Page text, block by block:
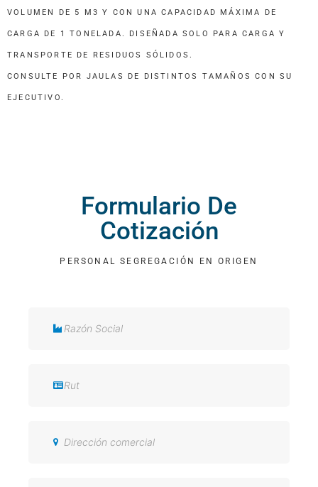
VOLUMEN DE 5 M3 Y CON UNA CAPACIDAD MÁXIMA DE
CARGA DE 1 TONELADA. DISEÑADA SOLO PARA CARGA Y
TRANSPORTE DE RESIDUOS SÓLIDOS.
CONSULTE POR JAULAS DE DISTINTOS TAMAÑOS CON SU
EJECUTIVO.
Formulario De
Cotización
PERSONAL SEGREGACIÓN EN ORIGEN